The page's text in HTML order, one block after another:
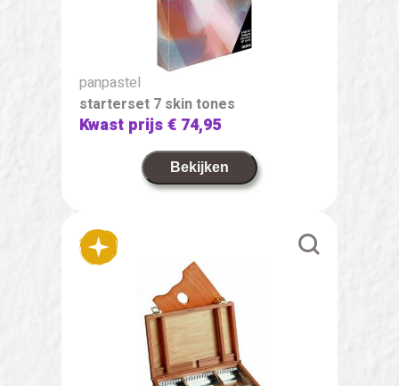
panpastel
starterset 7 skin tones
Kwast prijs€ 74,95
Bekijken